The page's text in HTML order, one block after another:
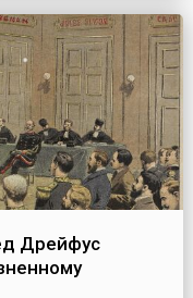
Дрейфус